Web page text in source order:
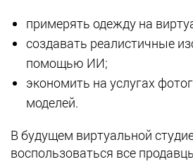
примерять одежду на
создавать реалистичные
помощью ИИ;
экономить на услугах
моделей.
В будущем виртуальной
воспользоваться все